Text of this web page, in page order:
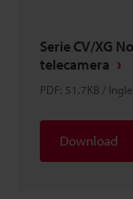
Serie CV/XG
telecamera
PDF: 51.7KB /
Download